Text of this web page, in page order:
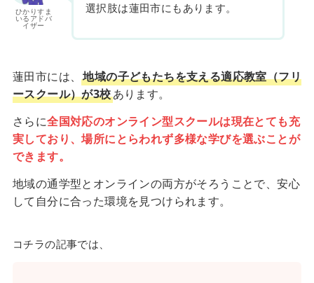
ひかりすま
いるアドバ
イザー
選択肢は蓮田市にもあります。
蓮田市には、地域の子どもたちを支える適応教室（フリ
ースクール）が3校あります。
さらに全国対応のオンライン型スクールは現在とても充
実しており、場所にとらわれず多様な学びを選ぶことが
できます。
地域の通学型とオンラインの両方がそろうことで、安心
して自分に合った環境を見つけられます。
コチラの記事では、